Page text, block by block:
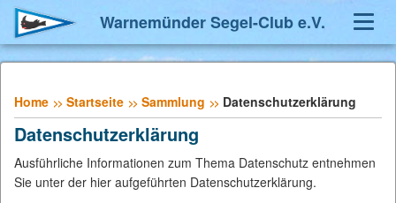
Warnemünder Segel-Club e.V.
Home Startseite Sammlung Datenschutzerklärung
Datenschutzerklärung
Ausführliche Informationen zum Thema Datenschutz entnehmen
Sie unter der hier aufgeführten Datenschutzerklärung.